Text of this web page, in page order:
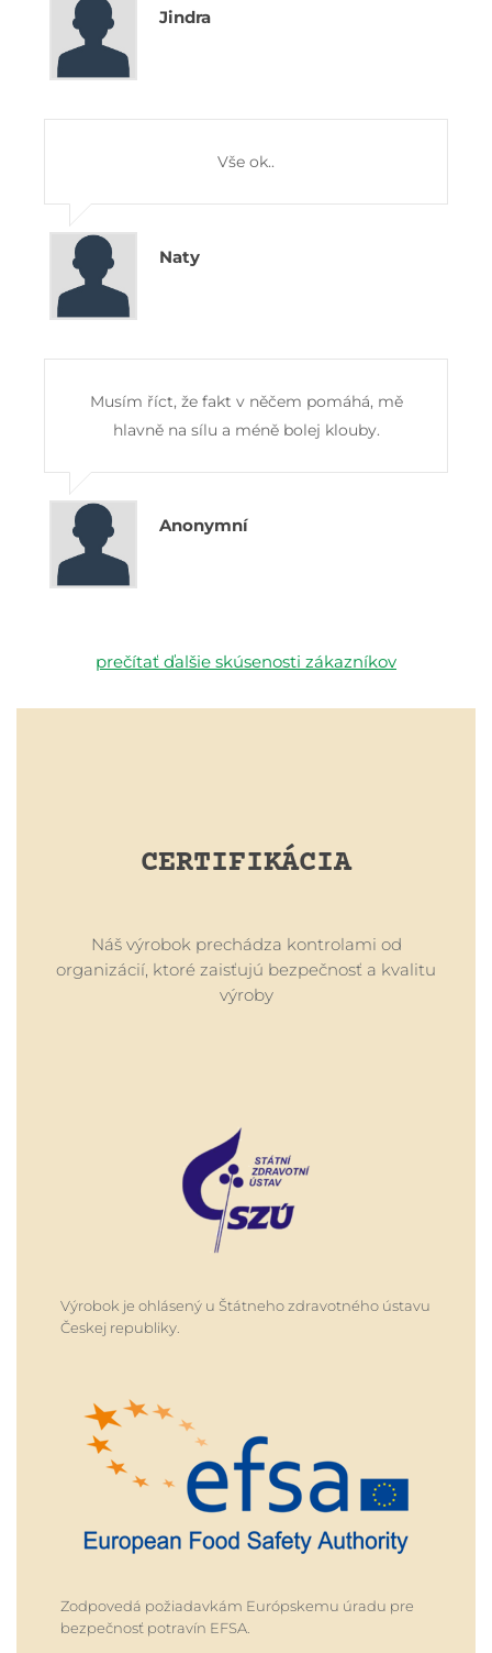
Jindra
Vše ok..
Naty
Musím říct, že fakt v něčem pomáhá, mě
hlavně na sílu a méně bolej klouby.
Anonymní
prečítať ďalšie skúsenosti zákazníkov
CERTIFIKÁCIA
Náš výrobok prechádza kontrolami od
organizácií, ktoré zaisťujú bezpečnosť a kvalitu
výroby
Výrobok je ohlásený u Štátneho zdravotného ústavu
Českej republiky.
Zodpovedá požiadavkám Európskemu úradu pre
bezpečnosť potravín EFSA.